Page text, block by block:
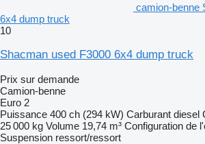
camion-benne
6x4 dump truck
10
Shacman used F3000 6x4 dump truck
Prix sur demande
Camion-benne
Euro 2
Puissance 400 ch (294 kW) Carburant diesel
25 000 kg Volume 19,74 m³ Configuration de
Suspension ressort/ressort